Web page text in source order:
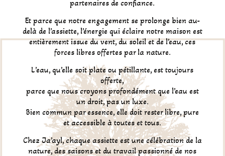
partenaires de confiance.
Et parce que notre engagement se prolonge bien au-
delà de l’assiette, l’énergie qui éclaire notre maison est
entièrement issue du vent, du soleil et de l’eau, ces
forces libres offertes par la nature.
L’eau, qu’elle soit plate ou pétillante, est toujours
offerte,
parce que nous croyons profondément que l’eau est
un droit, pas un luxe.
Bien commun par essence, elle doit rester libre, pure
et accessible à toutes et tous.
Chez Ja’ayl, chaque assiette est une célébration de la
nature, des saisons et du travail passionné de nos